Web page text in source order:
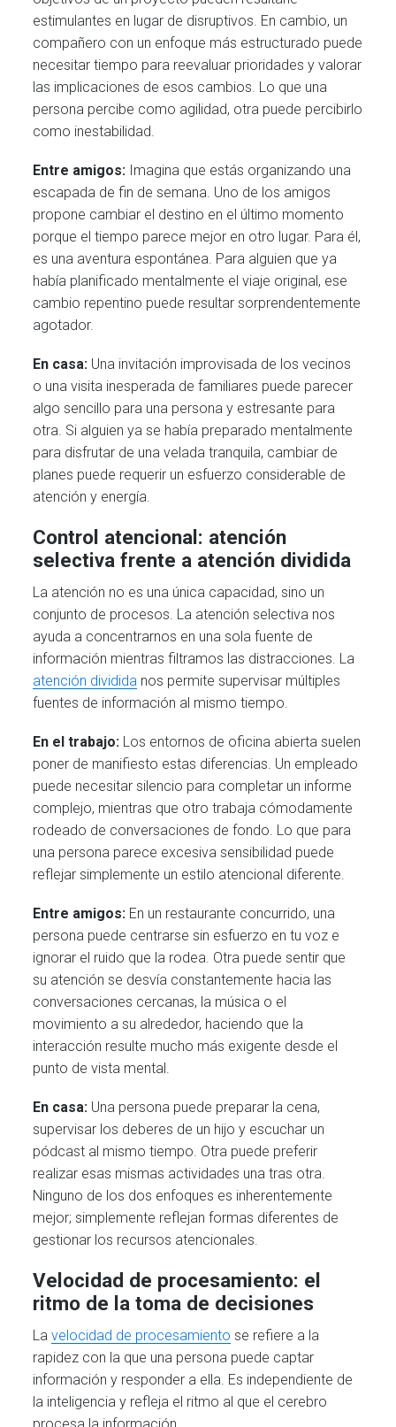
estimulantes en lugar de disruptivos. En cambio, un
compañero con un enfoque más estructurado puede
necesitar tiempo para reevaluar prioridades y valorar
las implicaciones de esos cambios. Lo que una
persona percibe como agilidad, otra puede percibirlo
como inestabilidad.
Entre amigos: Imagina que estás organizando una
escapada de fin de semana. Uno de los amigos
propone cambiar el destino en el último momento
porque el tiempo parece mejor en otro lugar. Para él,
es una aventura espontánea. Para alguien que ya
había planificado mentalmente el viaje original, ese
cambio repentino puede resultar sorprendentemente
agotador.
En casa: Una invitación improvisada de los vecinos
o una visita inesperada de familiares puede parecer
algo sencillo para una persona y estresante para
otra. Si alguien ya se había preparado mentalmente
para disfrutar de una velada tranquila, cambiar de
planes puede requerir un esfuerzo considerable de
atención y energía.
Control atencional: atención
selectiva frente a atención dividida
La atención no es una única capacidad, sino un
conjunto de procesos. La atención selectiva nos
ayuda a concentrarnos en una sola fuente de
información mientras filtramos las distracciones. La
atención dividida nos permite supervisar múltiples
fuentes de información al mismo tiempo.
En el trabajo: Los entornos de oficina abierta suelen
poner de manifiesto estas diferencias. Un empleado
puede necesitar silencio para completar un informe
complejo, mientras que otro trabaja cómodamente
rodeado de conversaciones de fondo. Lo que para
una persona parece excesiva sensibilidad puede
reflejar simplemente un estilo atencional diferente.
Entre amigos: En un restaurante concurrido, una
persona puede centrarse sin esfuerzo en tu voz e
ignorar el ruido que la rodea. Otra puede sentir que
su atención se desvía constantemente hacia las
conversaciones cercanas, la música o el
movimiento a su alrededor, haciendo que la
interacción resulte mucho más exigente desde el
punto de vista mental.
En casa: Una persona puede preparar la cena,
supervisar los deberes de un hijo y escuchar un
pódcast al mismo tiempo. Otra puede preferir
realizar esas mismas actividades una tras otra.
Ninguno de los dos enfoques es inherentemente
mejor; simplemente reflejan formas diferentes de
gestionar los recursos atencionales.
Velocidad de procesamiento: el
ritmo de la toma de decisiones
Lavelocidad de procesamiento se refiere a la
rapidez con la que una persona puede captar
información y responder a ella. Es independiente de
la inteligencia y refleja el ritmo al que el cerebro